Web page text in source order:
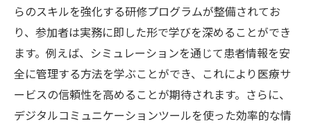
らのスキルを強化する研修プログラムが整備されてお
り、参加者は実務に即した形で学びを深めることができ
ます。例えば、シミュレーションを通じて患者情報を安
全に管理する方法を学ぶことができ、これにより医療サ
ービスの信頼性を高めることが期待されます。さらに、
デジタルコミュニケーションツールを使った効率的な情